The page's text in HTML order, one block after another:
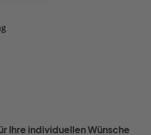
Ihre individuellen Wünsche